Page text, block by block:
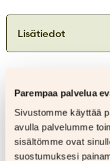
Parempaa palvelua
Sivustomme käyttää
avulla palvelumme
sisältömme ovat
suostumuksesi
Lisätiedot